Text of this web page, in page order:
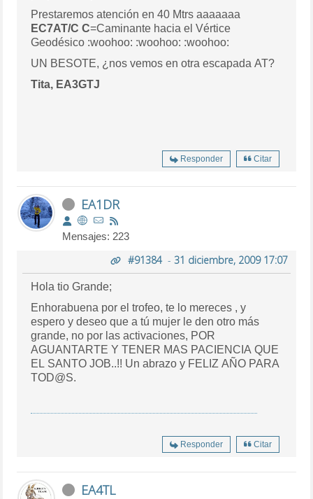
Prestaremos atención en 40 Mtrs aaaaaaa
EC7AT/C C=Caminante hacia el Vértice
Geodésico :woohoo: :woohoo: :woohoo:
UN BESOTE, ¿nos vemos en otra escapada AT?
Tita, EA3GTJ
Responder Citar
EA1DR
Mensajes: 223
#91384- 31 diciembre, 2009 17:07
Hola tio Grande;
Enhorabuena por el trofeo, te lo mereces , y
espero y deseo que a tú mujer le den otro más
grande, no por las activaciones, POR
AGUANTARTE Y TENER MAS PACIENCIA QUE
EL SANTO JOB..!! Un abrazo y FELIZ AÑO PARA
TOD@S.
Responder Citar
EA4TL